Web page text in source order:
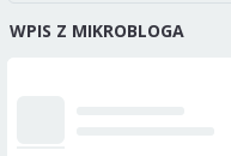
WPIS Z MIKROBLOGA